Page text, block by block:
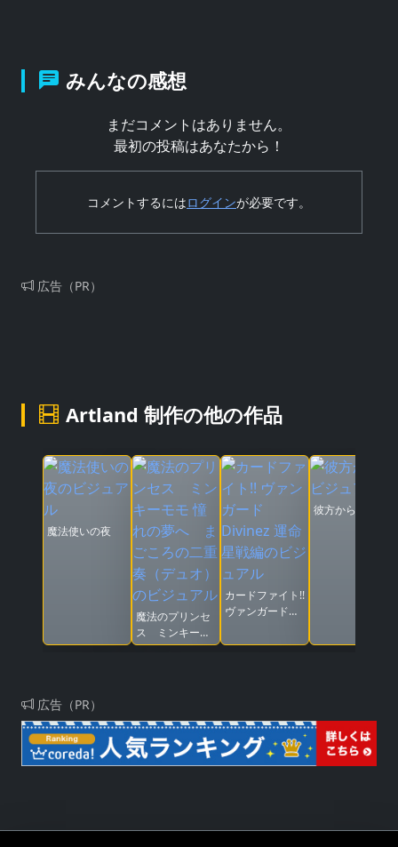
みんなの感想
まだコメントはありません。
最初の投稿はあなたから！
コメントするにはログインが必要です。
広告（PR）
Artland 制作の他の作品
魔法使いの夜
魔法のプリンセ
ス ミンキーモ
モ 憧れの夢へ
カードファイト!!
ヴァンガード
戦編
彼方から
広告（PR）